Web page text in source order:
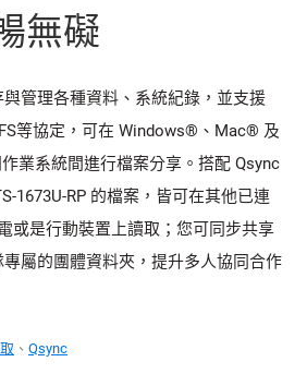
無礙
與管理各種資料、系統紀錄，並支援
等協定，可在 Windows®、Mac® 及
業系統間進行檔案分享。搭配 Qsync
1673U-RP 的檔案，皆可在其他已連
或是行動裝置上讀取；您可同步共享
屬的團體資料夾，提升多人協同合作
、 Qsync